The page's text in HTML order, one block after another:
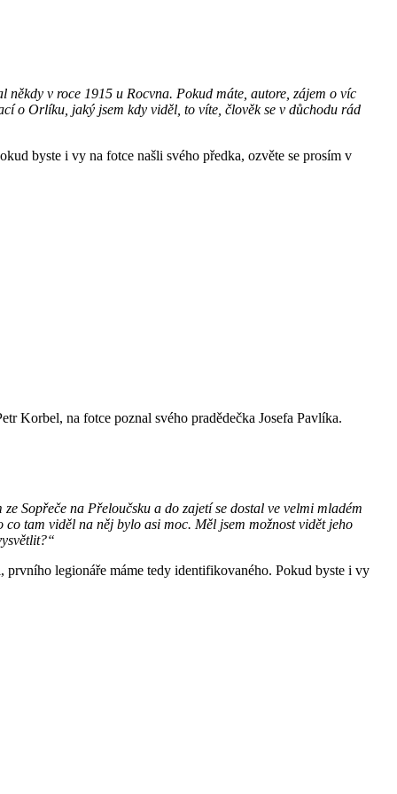
v roce 1915 u Rocvna. Pokud máte, autore, zájem o víc
o Orlíku, jaký jsem kdy viděl, to víte, člověk se v důchodu rád
byste i vy na fotce našli svého předka, ozvěte se prosím v
Korbel, na fotce poznal svého pradědečka Josefa Pavlíka.
Sopřeče na Přeloučsku a do zajetí se dostal ve velmi mladém
tam viděl na něj bylo asi moc. Měl jsem možnost vidět jeho
legionáře máme tedy identifikovaného. Pokud byste i vy